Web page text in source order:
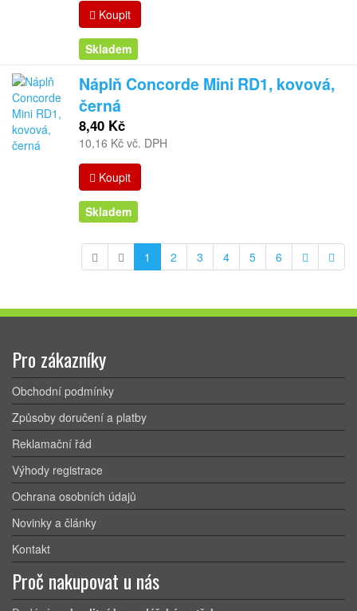
Koupit
Skladem
Náplň Concorde Mini RD1, kovová,
černá
8,40 Kč
10,16 Kč vč. DPH
Koupit
Skladem
1 2 3 4 5 6
Pro zákazníky
Obchodní podmínky
Způsoby doručení a platby
Reklamační řád
Výhody registrace
Ochrana osobních údajů
Novinky a články
Kontakt
Proč nakupovat u nás